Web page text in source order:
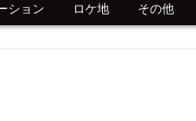
ション ロケ地 その他